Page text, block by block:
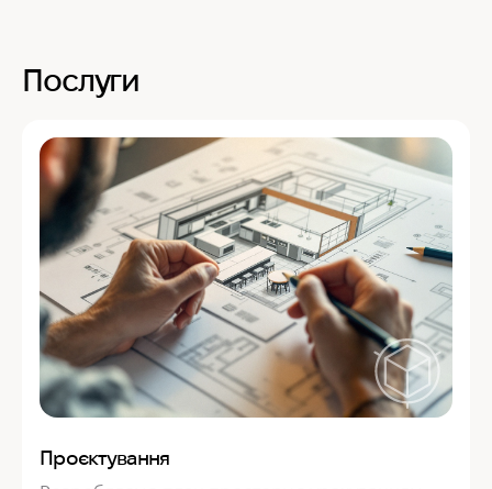
Послуги
Проєктування